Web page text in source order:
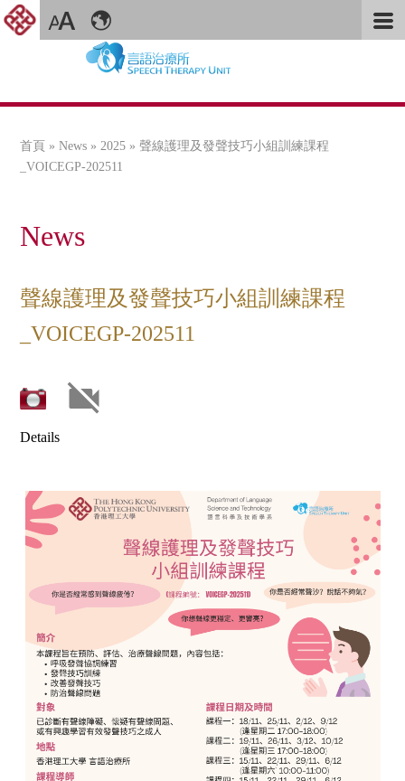
您在這裡
首頁 »News » 2025 » 聲線護理及發聲技巧小組訓練課程
_VOICEGP-202511
News
聲線護理及發聲技巧小組訓練課程
_VOICEGP-202511
Details